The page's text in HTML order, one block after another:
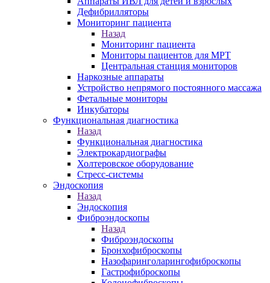
Дефибрилляторы
Мониторинг пациента
Назад
Мониторинг пациента
Мониторы пациентов для МРТ
Центральная станция мониторов
Наркозные аппараты
Устройство непрямого постоянного массажа
Фетальные мониторы
Инкубаторы
Функциональная диагностика
Назад
Функциональная диагностика
Электрокардиографы
Холтеровское оборудование
Стресс-системы
Эндоскопия
Назад
Эндоскопия
Фиброэндоскопы
Назад
Фиброэндоскопы
Бронхофиброскопы
Назофаринголарингофиброскопы
Гастрофиброскопы